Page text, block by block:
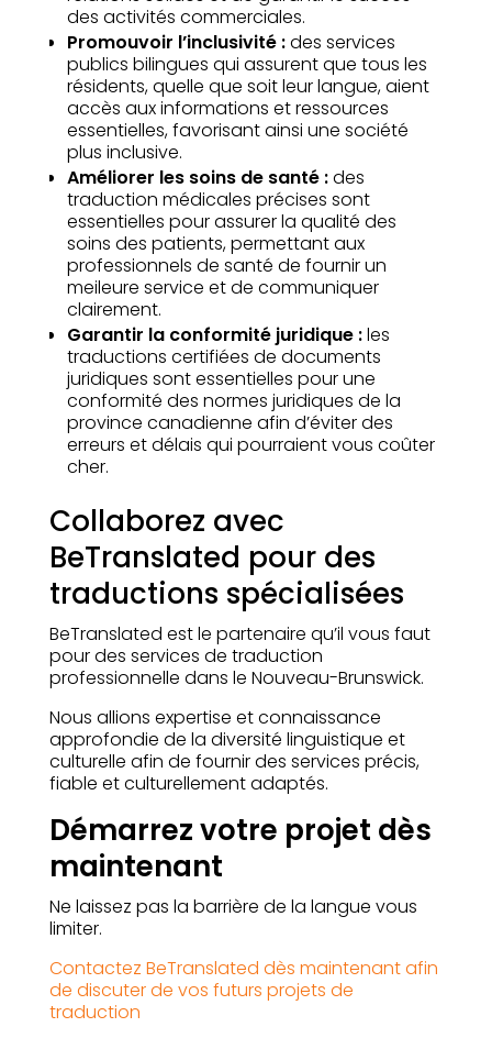
des activités commerciales.
Promouvoir l’inclusivité :des services
publics bilingues qui assurent que tous les
résidents, quelle que soit leur langue, aient
accès aux informations et ressources
essentielles, favorisant ainsi une société
plus inclusive.
Améliorer les soins de santé :des
traduction médicales précises sont
essentielles pour assurer la qualité des
soins des patients, permettant aux
professionnels de santé de fournir un
meileure service et de communiquer
clairement.
Garantir la conformité juridique :les
traductions certifiées de documents
juridiques sont essentielles pour une
conformité des normes juridiques de la
province canadienne afin d’éviter des
erreurs et délais qui pourraient vous coûter
cher.
Collaborez avec
BeTranslated pour des
traductions spécialisées
BeTranslated est le partenaire qu’il vous faut
pour des services de traduction
professionnelle dans le Nouveau-Brunswick.
Nous allions expertise et connaissance
approfondie de la diversité linguistique et
culturelle afin de fournir des services précis,
fiable et culturellement adaptés.
Démarrez votre projet dès
maintenant
Ne laissez pas la barrière de la langue vous
limiter.
Contactez BeTranslated dès maintenant afin
de discuter de vos futurs projets de
traduction